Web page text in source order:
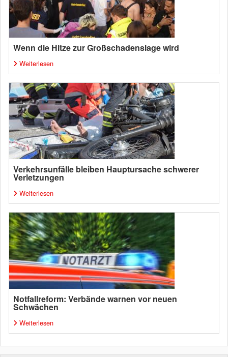
Wenn die Hitze zur Großschadenslage wird
Weiterlesen
Verkehrsunfälle bleiben Hauptursache schwerer
Verletzungen
Weiterlesen
Notfallreform: Verbände warnen vor neuen
Schwächen
Weiterlesen